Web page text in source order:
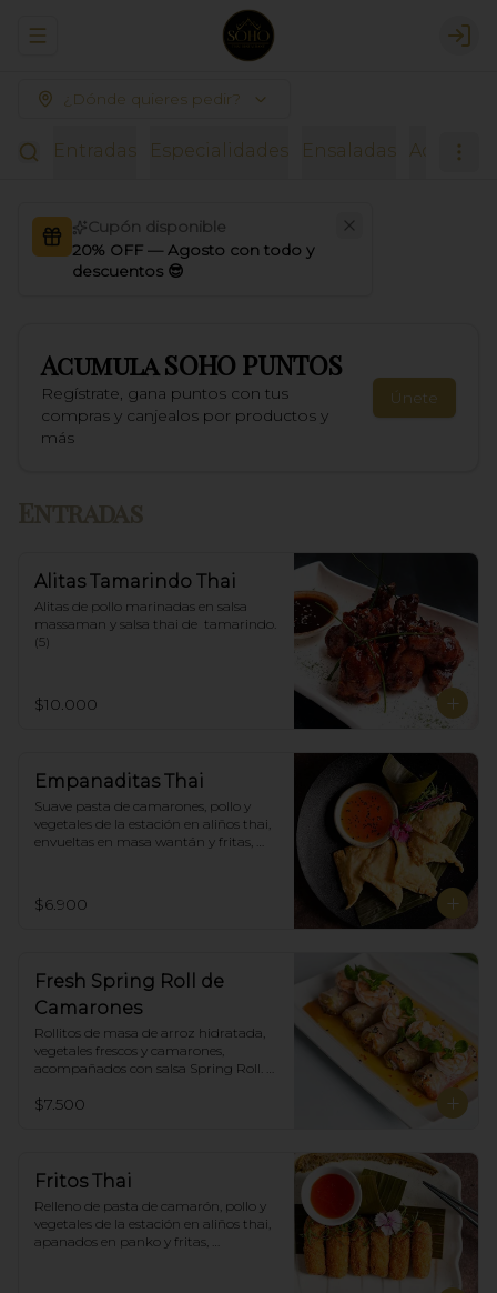
Abrir menu de navegación
¿Dónde quieres pedir?
Entradas Especialidades Ensaladas
Cupón disponible
20% OFF — Agosto con todo y
descuentos 😎
AcumulaSOHO PUNTOS
Regístrate, gana puntos con tus
compras y canjealos por productos y
más
Únete
Entradas
Alitas Tamarindo Thai
Alitas de pollo marinadas en salsa
massaman y salsa thai de  tamarindo.
(5)
$10.000
Empanaditas Thai
Suave pasta de camarones, pollo y
vegetales de la estación en aliños thai,
envueltas en masa wantán y fritas,
$6.900
Fresh Spring Roll de
Camarones
Rollitos de masa de arroz hidratada,
vegetales frescos y camarones,
acompañados con salsa Spring Roll.
$7.500
Fritos Thai
Relleno de pasta de camarón, pollo y
vegetales de la estación en aliños thai,
apanados en panko y fritas,